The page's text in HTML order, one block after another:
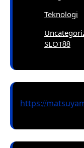
Teknologi
SLOT88
https://